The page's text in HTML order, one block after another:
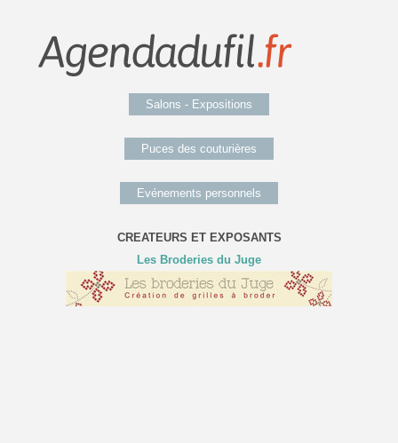
Salons - Expositions
Puces des couturières
Evénements personnels
CREATEURS ET EXPOSANTS
Les Broderies du Juge